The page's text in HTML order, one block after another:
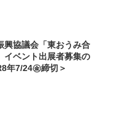
興協議会「東おうみ合
イベント出展者募集の
年7/24㊎締切＞